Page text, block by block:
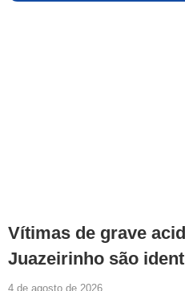
Vítimas de grave
Juazeirinho são
4 de agosto de 2026